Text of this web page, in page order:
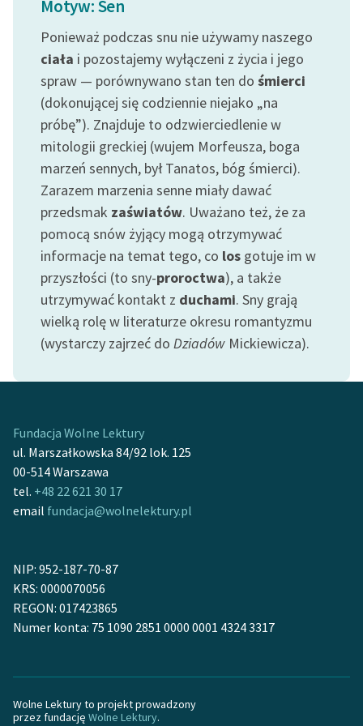
Ręce pełne poezji
Kolekcje edukacyjne
twórców przechodzących
do domeny publicznej,
lektur szkolnych oraz
Starego Testamentu
Odkurzamy bohaterów
Szkoła Poezji Wolnych
O nas
Kontakt
O projekcie
Zespół
Logotypy
Materiały promocyjne
Polityka prywatności
Dane fundacji i
sprawozdania finansowe
Regulamin darowizn
wrażliwych
Deklaracja dostępności
Motyw: Sen
Ponieważ podczas snu nie używamy naszego
ciała i pozostajemy wyłączeni z życia i jego
spraw — porównywano stan ten do śmierci
(dokonującej się codziennie niejako „na
próbę”). Znajduje to odzwierciedlenie w
mitologii greckiej (wujem Morfeusza, boga
marzeń sennych, był Tanatos, bóg śmierci).
Zarazem marzenia senne miały dawać
przedsmak zaświatów. Uważano też, że za
pomocą snów żyjący mogą otrzymywać
informacje na temat tego, co los gotuje im w
przyszłości (to sny-proroctwa), a także
utrzymywać kontakt z duchami. Sny grają
wielką rolę w literaturze okresu romantyzmu
(wystarczy zajrzeć do Dziadów Mickiewicza).
Fundacja Wolne Lektury
ul. Marszałkowska 84/92 lok. 125
00-514 Warszawa
tel. +48 22 621 30 17
email fundacja@wolnelektury.pl
NIP: 952-187-70-87
KRS: 0000070056
REGON: 017423865
Numer konta: 75 1090 2851 0000 0001 4324 3317
Wolne Lektury to projekt prowadzony
przez fundację Wolne Lektury.